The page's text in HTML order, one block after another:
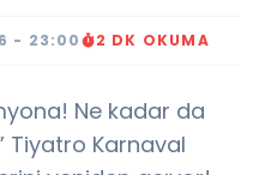
- 23:00 2 DK OKUMA
Ne kadar da
Tiyatro Karnaval